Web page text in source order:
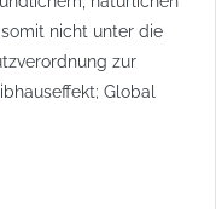
nicht unter die
zur
Global